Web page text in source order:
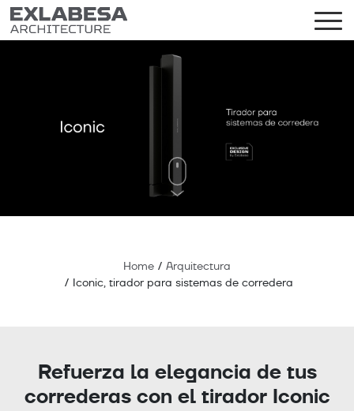
Home / Arquitectura
/ Iconic, tirador para sistemas de corredera
Refuerza la elegancia de tus
correderas con el tirador Iconic